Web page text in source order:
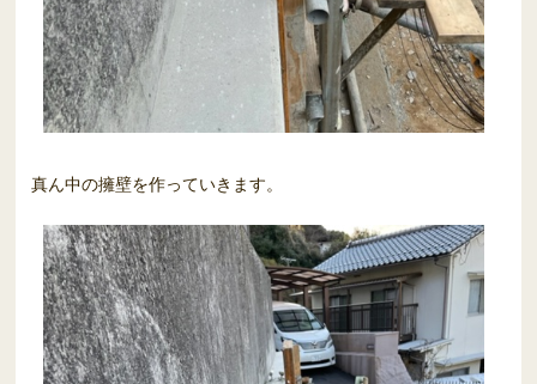
真ん中の擁壁を作っていきます。